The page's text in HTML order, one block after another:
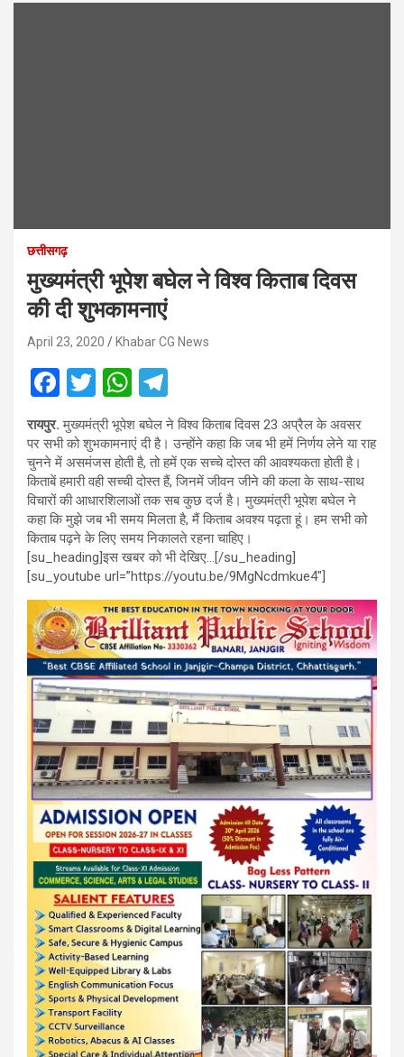
छत्तीसगढ़
मुख्यमंत्री भूपेश बघेल ने विश्व किताब दिवस
की दी शुभकामनाएं
April 23, 2020 Khabar CG News
F
a
ce
b
o
o
k
T
wi
tt
er
W
h
at
s
A
p
p
el
e
gr
a
m
रायपुर. मुख्यमंत्री भूपेश बघेल ने विश्व किताब दिवस 23 अप्रैल के अवसर
पर सभी को शुभकामनाएं दी है। उन्होंने कहा कि जब भी हमें निर्णय लेने या राह
चुनने में असमंजस होती है, तो हमें एक सच्चे दोस्त की आवश्यकता होती है।
किताबें हमारी वही सच्ची दोस्त हैं, जिनमें जीवन जीने की कला के साथ-साथ
विचारों की आधारशिलाओं तक सब कुछ दर्ज है। मुख्यमंत्री भूपेश बघेल ने
कहा कि मुझे जब भी समय मिलता है, मैं किताब अवश्य पढ़ता हूं। हम सभी को
किताब पढ़ने के लिए समय निकालते रहना चाहिए।
[su_heading]इस खबर को भी देखिए…[/su_heading]
[su_youtube url=”https://youtu.be/9MgNcdmkue4″]